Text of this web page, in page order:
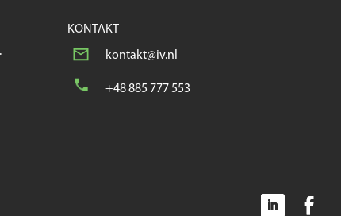
KONTAKT
kontakt@iv.nl
+48 885 777 553